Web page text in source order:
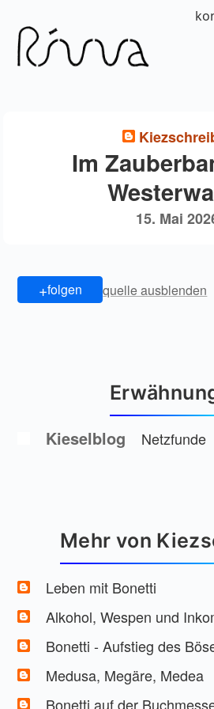
Im
15. Mai
+folgen quelle ausblenden
Kieselblog Netzfunde
Mehr von
Leben mit Bonetti
Alkohol, Wespen und
Bonetti - Aufstieg des
Medusa, Megäre, Medea
Bonetti auf der